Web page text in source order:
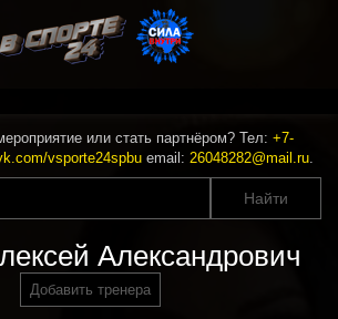
или стать партнёром? Тел: +7-
vsporte24spbu email: 26048282@mail.ru.
Александрович
Добавить тренера